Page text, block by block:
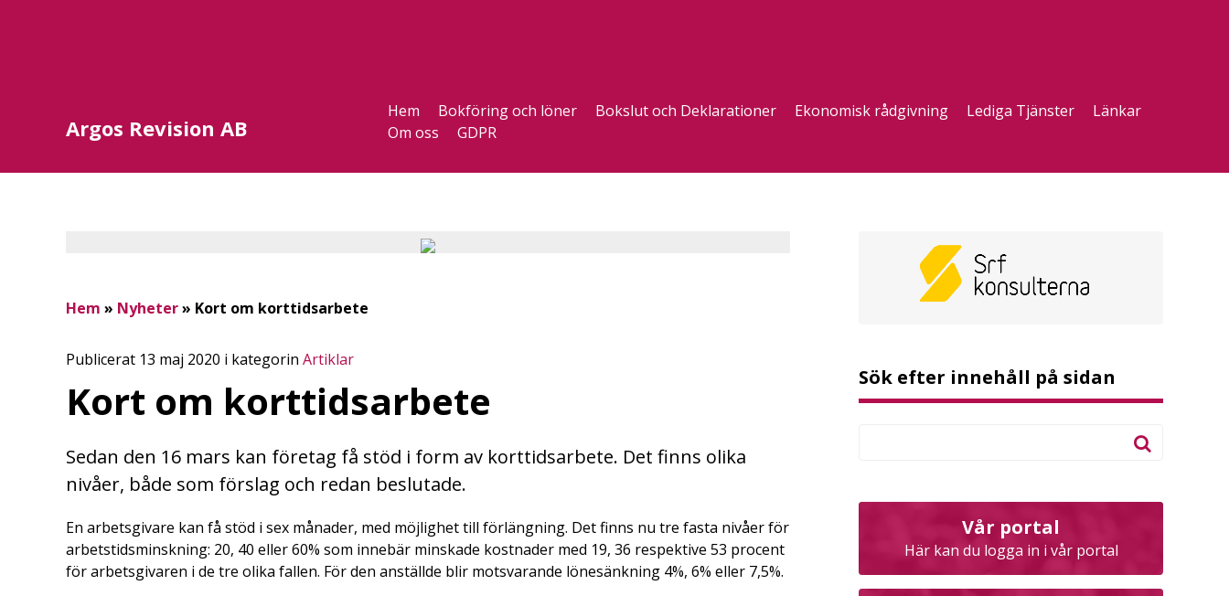
Argos Revision AB
Hem Bokföring och löner Bokslut och Deklarationer Ekonomisk rådgivning Lediga Tjänster
Länkar
Om oss
GDPR
Hem » Nyheter» Kort om korttidsarbete
Publicerat 13 maj 2020 i kategorin Artiklar
Kort om korttidsarbete
Sedan den 16 mars kan företag få stöd i form av korttidsarbete. Det finns olika
nivåer, både som förslag och redan beslutade.
En arbetsgivare kan få stöd i sex månader, med möjlighet till förlängning. Det finns nu tre fasta nivåer för
arbetstidsminskning: 20, 40 eller 60% som innebär minskade kostnader med 19, 36 respektive 53 procent
för arbetsgivaren i de tre olika fallen. För den anställde blir motsvarande lönesänkning 4%, 6% eller 7,5%.
Sök efter innehåll på sidan
Vår portal
Här kan du logga in i vår portal